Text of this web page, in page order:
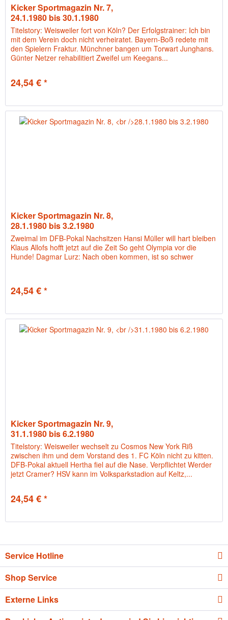
Kicker Sportmagazin Nr. 7,
24.1.1980 bis 30.1.1980
Titelstory: Weisweiler fort von Köln? Der Erfolgstrainer: Ich bin
mit dem Verein doch nicht verheiratet. Bayern-Boß redete mit
den Spielern Fraktur. Münchner bangen um Torwart Junghans.
Günter Netzer rehabilitiert Zweifel um Keegans...
24,54 € *
Kicker Sportmagazin Nr. 8,
28.1.1980 bis 3.2.1980
Zweimal im DFB-Pokal Nachsitzen Hansi Müller will hart bleiben
Klaus Allofs hofft jetzt auf die Zeit So geht Olympia vor die
Hunde! Dagmar Lurz: Nach oben kommen, ist so schwer
24,54 € *
Kicker Sportmagazin Nr. 9,
31.1.1980 bis 6.2.1980
Titelstory: Weisweiler wechselt zu Cosmos New York Riß
zwischen ihm und dem Vorstand des 1. FC Köln nicht zu kitten.
DFB-Pokal aktuell Hertha fiel auf die Nase. Verpflichtet Werder
jetzt Cramer? HSV kann im Volksparkstadion auf Keltz,...
24,54 € *
Service Hotline
Shop Service
Externe Links